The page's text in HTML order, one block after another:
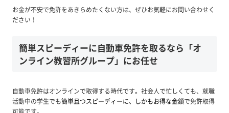
お金が不安で免許をあきらめたくない方は、ぜひお気軽にお問い合わせく
ださい！
簡単スピーディーに自動車免許を取るなら「オ
ンライン教習所グループ」にお任せ
自動車免許はオンラインで取得する時代です。社会人で忙しくても、就職
活動中の学生でも簡単且つスピーディーに、しかもお得な金額で免許取得